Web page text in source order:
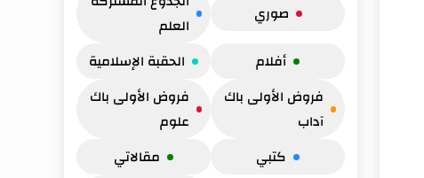
صوري
العلم
أفلام الحقبة الإسلامية
فروض الأولى باك
آداب
فروض الأولى باك
علوم
كتبي مقالاتي